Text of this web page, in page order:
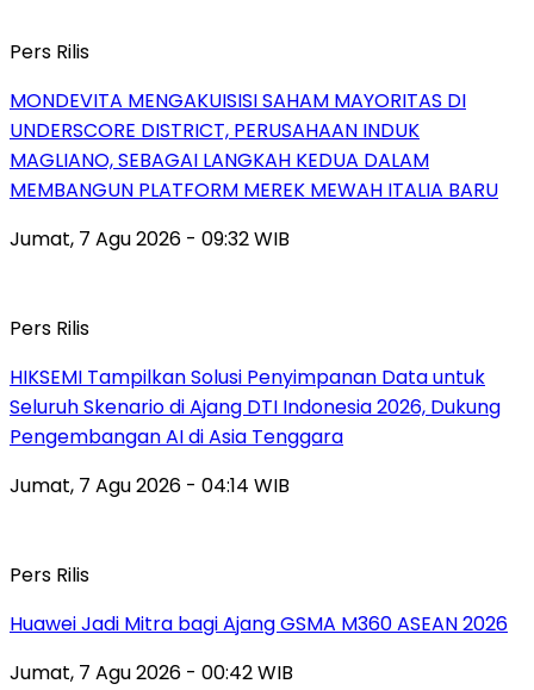
Pers Rilis
MONDEVITA MENGAKUISISI SAHAM MAYORITAS DI
UNDERSCORE DISTRICT, PERUSAHAAN INDUK
MAGLIANO, SEBAGAI LANGKAH KEDUA DALAM
MEMBANGUN PLATFORM MEREK MEWAH ITALIA BARU
Jumat, 7 Agu 2026 - 09:32 WIB
Pers Rilis
HIKSEMI Tampilkan Solusi Penyimpanan Data untuk
Seluruh Skenario di Ajang DTI Indonesia 2026, Dukung
Pengembangan AI di Asia Tenggara
Jumat, 7 Agu 2026 - 04:14 WIB
Pers Rilis
Huawei Jadi Mitra bagi Ajang GSMA M360 ASEAN 2026
Jumat, 7 Agu 2026 - 00:42 WIB